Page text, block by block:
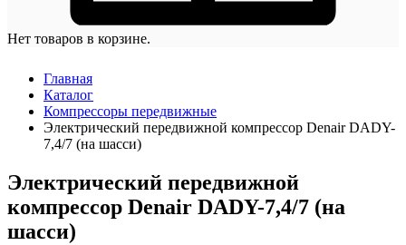
Нет товаров в корзине.
Главная
Каталог
Компрессоры передвижные
Электрический передвижной компрессор Denair DADY-
7,4/7 (на шасси)
Электрический передвижной
компрессор Denair DADY-7,4/7 (на
шасси)